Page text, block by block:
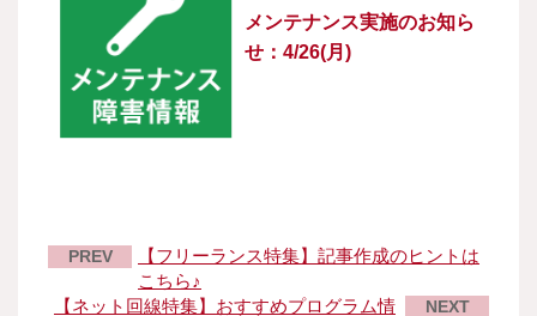
メンテナンス実施のお知ら
せ：4/26(月)
PREV
【フリーランス特集】記事作成のヒントは
こちら♪
【ネット回線特集】おすすめプログラム情
NEXT